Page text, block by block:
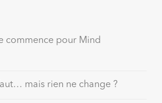
commence pour Mind
mais rien ne change ?